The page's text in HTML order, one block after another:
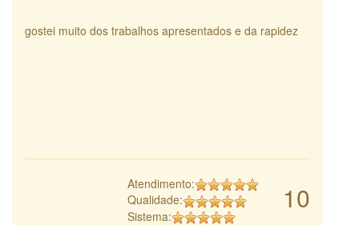
gostei muito dos trabalhos apresentados e da rapidez
10
Atendimento:
Qualidade:
Sistema: